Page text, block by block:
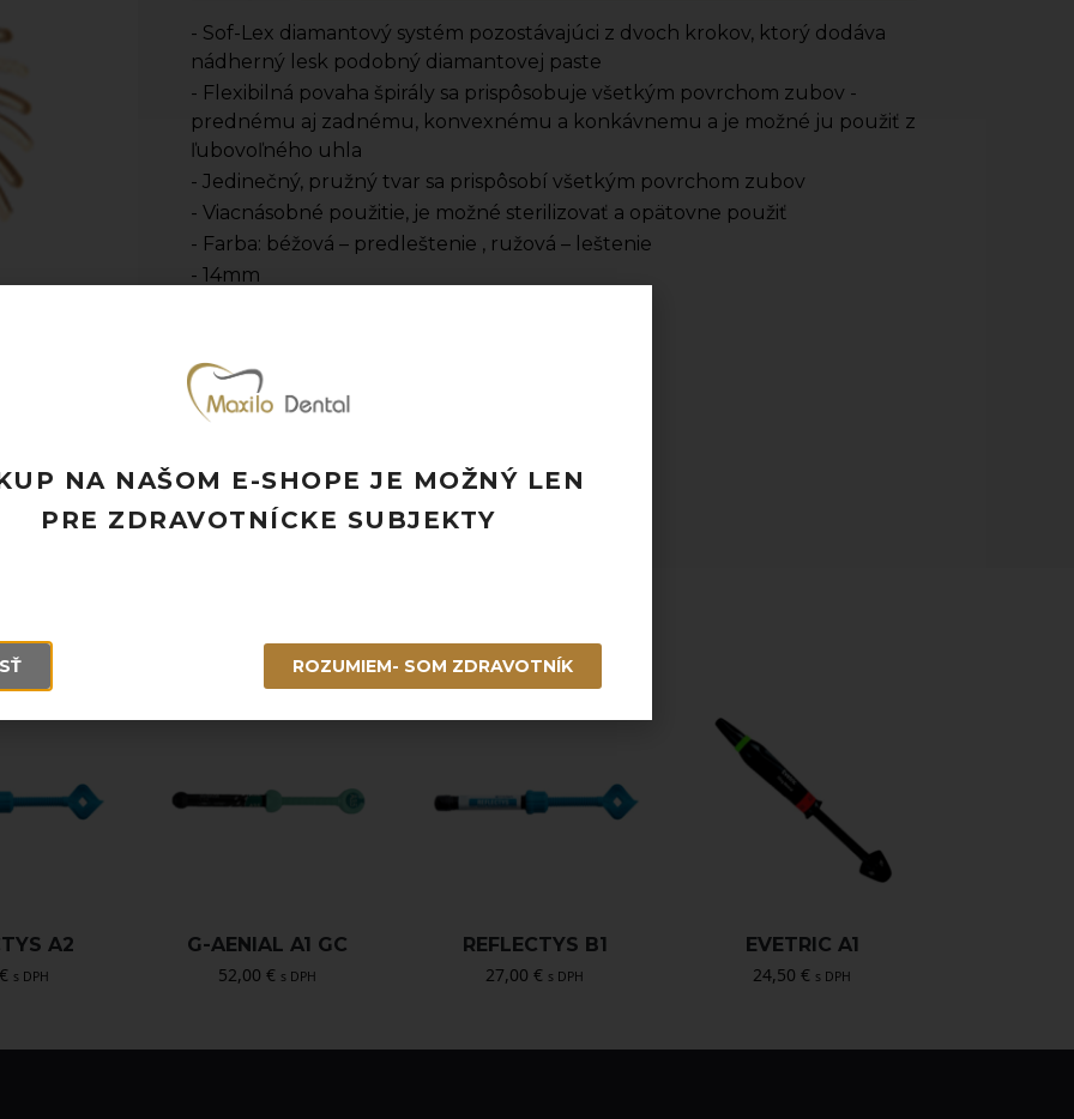
- Sof-Lex diamantový systém pozostávajúci z dvoch krokov, ktorý dodáva
nádherný lesk podobný diamantovej paste
- Flexibilná povaha špirály sa prispôsobuje všetkým povrchom zubov -
prednému aj zadnému, konvexnému a konkávnemu a je možné ju použiť z
ľubovoľného uhla
- Jedinečný, pružný tvar sa prispôsobí všetkým povrchom zubov
- Viacnásobné použitie, je možné sterilizovať a opätovne použiť
- Farba: béžová – predleštenie , ružová – leštenie
- 14mm
Pridať k obľúbeným
Rýchle doručenie a možnosť osobného odberu
A2
€ s DPH
G-AENIAL A1 GC
52,00€ s DPH
REFLECTYS B1
27,00€ s DPH
EVETRIC A1
24,50€ s DPH
NA NAŠOM E-SHOPE JE MOŽNÝ LEN
PRE ZDRAVOTNÍCKE SUBJEKTY
ROZUMIEM- SOM ZDRAVOTNÍK